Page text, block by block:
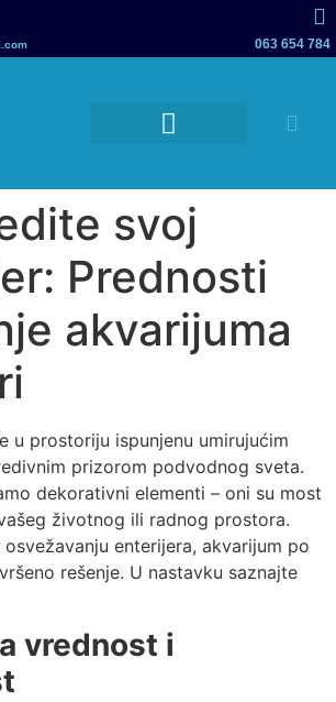
063 654 784
svoj
Prednosti
akvarijuma
u prostoriju ispunjenu umirujućim
prizorom podvodnog sveta.
dekorativni elementi – oni su most
životnog ili radnog prostora.
enterijera, akvarijum po
rešenje. U nastavku saznajte
vrednost i